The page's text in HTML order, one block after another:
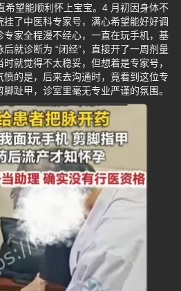
希望能顺利怀上宝宝。4 月初因身体不
了中医科专家号，满心希望能好好调
家全程漫不经心，一直在玩手机，基
就诊断为 “闭经”，直接开了一周剂量
就觉得不太稳妥，但想着是专家号，
的是，后来去沟通时，竟看到这位专
趾甲，诊室里毫无专业严谨的氛围。